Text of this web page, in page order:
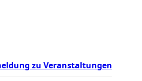
zu Veranstaltungen